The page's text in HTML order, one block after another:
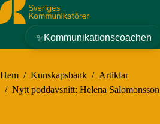
Sveriges Kommunikatörer
✨Kommunikationscoachen
Hem / Kunskapsbank / Artiklar
/ Nytt poddavsnitt: Helena Salomonsson